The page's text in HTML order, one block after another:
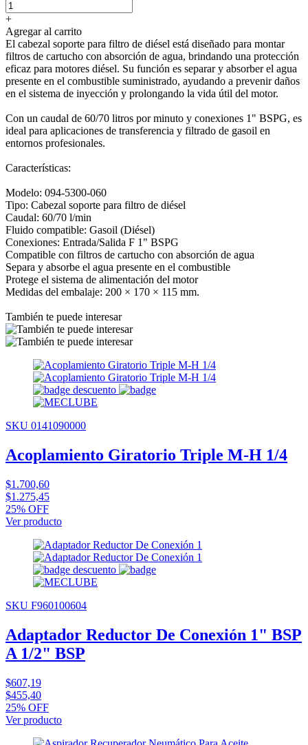
+
Agregar al carrito
El cabezal soporte para filtro de diésel está diseñado para montar
filtros de cartucho con absorción de agua, brindando una protección
eficaz para motores diésel. Su función es separar y absorber el agua
presente en el combustible suministrado, ayudando a prevenir daños
en el sistema de inyección y prolongando la vida útil del motor.
Con un caudal de 60/70 litros por minuto y conexiones 1" BSPG, es
ideal para aplicaciones de transferencia y filtrado de gasoil en
entornos profesionales.
Características:
Modelo: 094-5300-060
Tipo: Cabezal soporte para filtro de diésel
Caudal: 60/70 l/min
Fluido compatible: Gasoil (Diésel)
Conexiones: Entrada/Salida F 1" BSPG
Compatible con filtros de cartucho con absorción de agua
Separa y absorbe el agua presente en el combustible
Protege el sistema de alimentación del motor
Medidas del embalaje: 200 × 170 × 115 mm.
También te puede interesar
SKU 0141090000
Acoplamiento Giratorio Triple M-H 1/4
$1.700,60
$1.275,45
25% OFF
Ver producto
SKU F960100604
Adaptador Reductor De Conexión 1" BSP
A 1/2" BSP
$607,19
$455,40
25% OFF
Ver producto